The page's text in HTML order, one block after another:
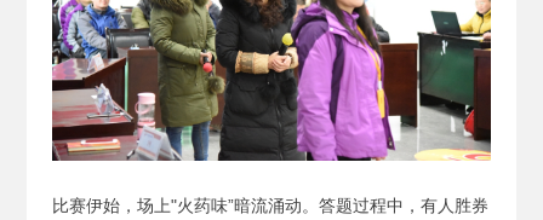
比赛伊始，场上"火药味”暗流涌动。答题过程中，有人胜券